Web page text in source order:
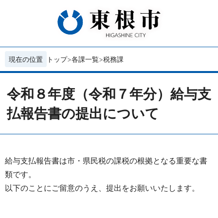
現在の位置 トップ 各課一覧 税務課
令和８年度（令和７年分）給与支
払報告書の提出について
給与支払報告書は市・県民税の課税の根拠となる重要な書
類です。
以下のことにご留意のうえ、提出をお願いいたします。